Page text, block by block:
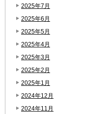
2025年7月
2025年6月
2025年5月
2025年4月
2025年3月
2025年2月
2025年1月
2024年12月
2024年11月